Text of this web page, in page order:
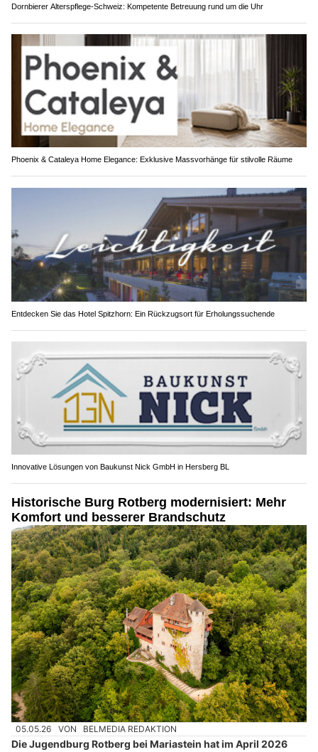
Dornbierer Alterspflege-Schweiz: Kompetente Betreuung rund um die Uhr
Phoenix & Cataleya Home Elegance: Exklusive Massvorhänge für stilvolle Räume
Entdecken Sie das Hotel Spitzhorn: Ein Rückzugsort für Erholungssuchende
Innovative Lösungen von Baukunst Nick GmbH in Hersberg BL
Historische Burg Rotberg modernisiert: Mehr
Komfort und besserer Brandschutz
05.05.26 VON BELMEDIA REDAKTION
Die Jugendburg Rotberg bei Mariastein hat im April 2026